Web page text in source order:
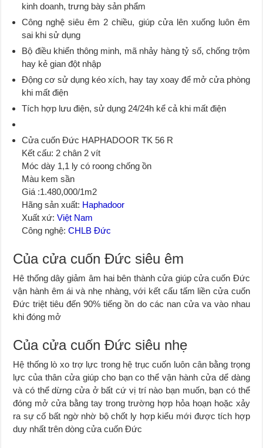
kinh doanh, trưng bày sản phẩm
Công nghệ siêu êm 2 chiều, giúp cửa lên xuống luôn êm
sai khi sử dụng
Bộ điều khiển thông minh, mã nhảy hàng tỷ số, chống trộm
hay kẻ gian đột nhập
Động cơ sử dụng kéo xích, hay tay xoay để mở cửa phòng
khi mất điện
Tích hợp lưu điện, sử dụng 24/24h kể cả khi mất điện
Cửa cuốn Đức HAPHADOOR TK 56 R
Kết cấu: 2 chân 2 vít
Móc dày 1,1 ly có roong chống ồn
Màu kem sần
Giá :1.480,000/1m2
Hãng sản xuất: Haphadoor
Xuất xứ: Việt Nam
Công nghệ: CHLB Đức
Của cửa cuốn Đức siêu êm
Hê thống dây giảm âm hai bên thành cửa giúp cửa cuốn Đức
vận hành êm ái và nhẹ nhàng, với kết cấu tấm liền cửa cuốn
Đức triệt tiêu đến 90% tiếng ồn do các nan cửa va vào nhau
khi đóng mở
Của cửa cuốn Đức siêu nhẹ
Hệ thống lò xo trợ lực trong hệ trục cuốn luôn cân bằng trọng
lực của thân cửa giúp cho bạn co thể vận hành cửa dể dàng
và có thể dừng cửa ở bất cứ vị trí nào bạn muốn, bạn có thể
đóng mở cửa bằng tay trong trường hợp hỏa hoạn hoặc xảy
ra sự cố bất ngờ nhờ bộ chốt ly hợp kiểu mới được tích hợp
duy nhất trên dòng cửa cuốn Đức